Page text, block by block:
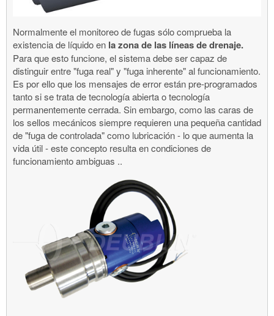
Normalmente el monitoreo de fugas sólo comprueba la
existencia de líquido en la zona de las líneas de drenaje.
Para que esto funcione, el sistema debe ser capaz de
distinguir entre "fuga real" y "fuga inherente" al funcionamiento.
Es por ello que los mensajes de error están pre-programados
tanto si se trata de tecnología abierta o tecnología
permanentemente cerrada. Sin embargo, como las caras de
los sellos mecánicos siempre requieren una pequeña cantidad
de "fuga de controlada" como lubricación - lo que aumenta la
vida útil - este concepto resulta en condiciones de
funcionamiento ambiguas ..